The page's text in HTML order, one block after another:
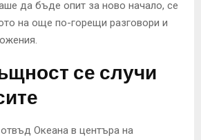
да бъде опит за ново начало, се
на още по-горещи разговори и
се случи
Океана в центъра на